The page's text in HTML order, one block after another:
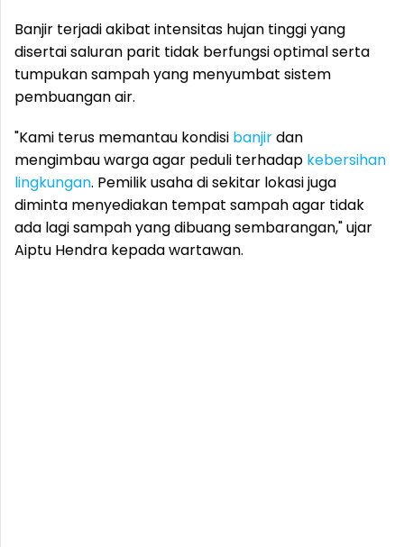
Banjir terjadi akibat intensitas hujan tinggi yang
disertai saluran parit tidak berfungsi optimal serta
tumpukan sampah yang menyumbat sistem
pembuangan air.
"Kami terus memantau kondisi banjirdan
mengimbau warga agar peduli terhadap kebersihan
lingkungan. Pemilik usaha di sekitar lokasi juga
diminta menyediakan tempat sampah agar tidak
ada lagi sampah yang dibuang sembarangan," ujar
Aiptu Hendra kepada wartawan.